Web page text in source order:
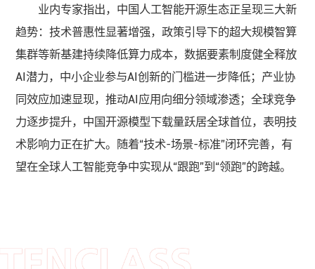
业内专家指出，中国人工智能开源生态正呈现三大新
趋势：技术普惠性显著增强，政策引导下的超大规模智算
集群等新基建持续降低算力成本，数据要素制度健全释放
AI潜力，中小企业参与AI创新的门槛进一步降低；产业协
同效应加速显现，推动AI应用向细分领域渗透；全球竞争
力逐步提升，中国开源模型下载量跃居全球首位，表明技
术影响力正在扩大。随着“技术-场景-标准”闭环完善，有
望在全球人工智能竞争中实现从“跟跑”到“领跑”的跨越。